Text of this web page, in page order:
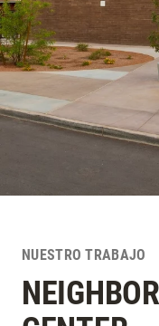
NUESTRO TRABAJO